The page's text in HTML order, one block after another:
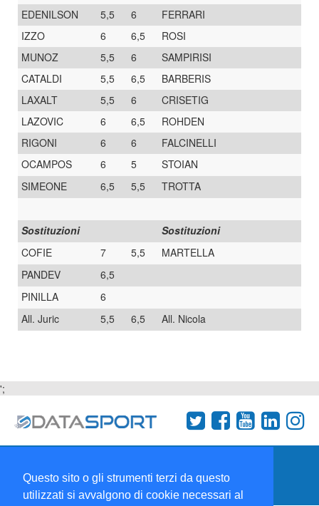
Questo sito o gli strumenti terzi da questo
utilizzati si avvalgono di cookie necessari al
EDENILSON
5,5 6
FERRARI
IZZO
6 6,5
ROSI
MUNOZ
5,5 6
SAMPIRISI
CATALDI
5,5 6,5
BARBERIS
LAXALT
5,5 6
CRISETIG
LAZOVIC
6 6,5
ROHDEN
RIGONI
6 6
FALCINELLI
OCAMPOS
6 5
STOIAN
SIMEONE
6,5 5,5 TROTTA
Sostituzioni
Sostituzioni
COFIE
7 5,5
MARTELLA
PANDEV
6,5
PINILLA
6
All. Juric
5,5 6,5 All. Nicola
';
Collabora con noi